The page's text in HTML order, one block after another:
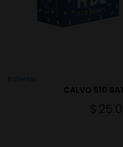
CALVO 510
$